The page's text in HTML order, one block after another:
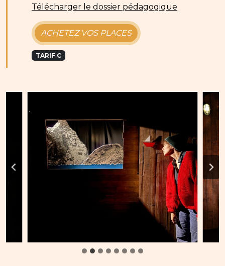
Télécharger le dossier pédagogique
ACHETEZ VOS PLACES
TARIF C